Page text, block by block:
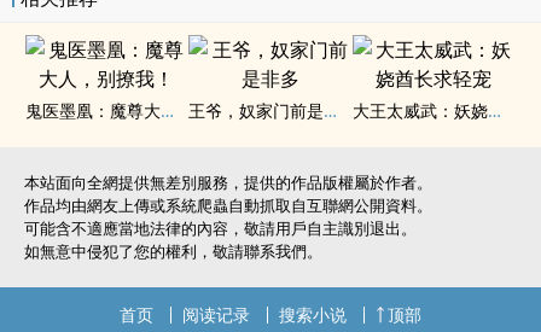
鬼医墨凰：魔尊大人，别撩我！ 王爷，奴家门前是非多 大王太威武：妖娆酋长求轻宠
本站面向全網提供無差別服務，提供的作品版權屬於作者。
作品均由網友上傳或系統爬蟲自動抓取自互聯網公開資料。
可能含不適應當地法律的內容，敬請用戶自主識別退出。
如無意中侵犯了您的權利，敬請聯系我們。
首页 阅读记录 搜索小说 顶部